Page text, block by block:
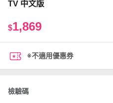
TV 中文版
$1,869
※不適用優惠券
檢驗碼